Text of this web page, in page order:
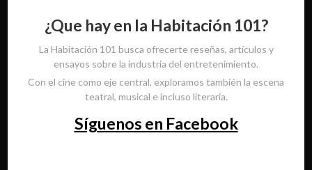
¿Que hay en la Habitación 101?
La Habitación 101 busca ofrecerte reseñas, artículos y
ensayos sobre la industria del entretenimiento.
Con el cine como eje central, exploramos también la escena
teatral, musical e incluso literaria.
Síguenos en Facebook